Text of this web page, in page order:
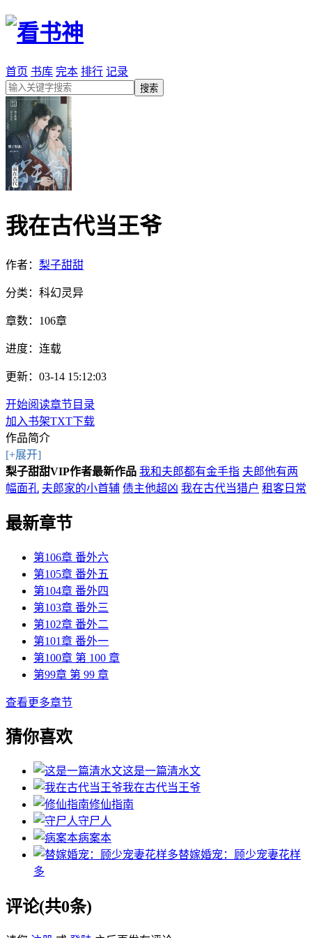
首页 书库 完本 排行 记录
我在古代当王爷
作者： 梨子甜甜
分类：科幻灵异
章数： 106章
进度： 连载
更新：03-14 15:12:03
开始阅读章节目录
加入书架TXT下载
作品简介
[+展开]
梨子甜甜VIP作者最新作品 我和夫郎都有金手指 夫郎他有两
幅面孔 夫郎家的小首辅 债主他超凶 我在古代当猎户 租客日常
最新章节
第106章 番外六
第105章 番外五
第104章 番外四
第103章 番外三
第102章 番外二
第101章 番外一
第100章 第 100 章
第99章 第 99 章
查看更多章节
猜你喜欢
这是一篇清水文
我在古代当王爷
修仙指南
守尸人
病案本
替嫁婚宠：顾少宠妻花样
多
评论(共0条)